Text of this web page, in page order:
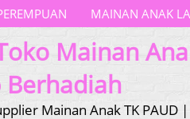
MAINAN ANAK
Mainan
Berhadiah
Mainan Anak TK PAUD